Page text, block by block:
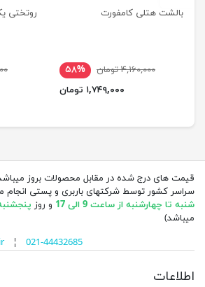
بالشت هتلی کامفورت
۴,۱۶۰,۰۰۰ تومان
۵۸%
۱,۷۴۹,۰۰۰ تومان
روتختی
قیمت های درج شده در مقابل محصولات بروز
سراسر کشور توسط شرکتهای باربری و پستی انجام
شنبه تا چهارشنبه از ساعت 9 الی 17
و روز پنجشنبه از
میباشد)
¦ 021-44432685
اطلاعات